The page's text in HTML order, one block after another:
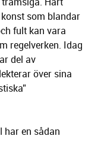
som blandar
fult kan vara
regelverken. Idag
del av
över sina
har en sådan